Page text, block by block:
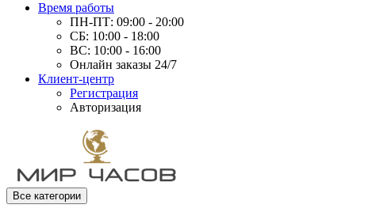
Время работы
ПН-ПТ: 09:00 - 20:00
СБ: 10:00 - 18:00
ВС: 10:00 - 16:00
Онлайн заказы 24/7
Клиент-центр
Регистрация
Авторизация
Все категории